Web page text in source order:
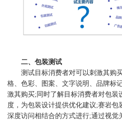
二、包装测试
测试目标消费者对可以刺激其购
格、色彩、图案、文字说明、品牌标
激其购买;同时了解目标消费者对包装
度，为包装设计提供优化建议;赛岩包
深度访问相结合的方式进行;通过视觉